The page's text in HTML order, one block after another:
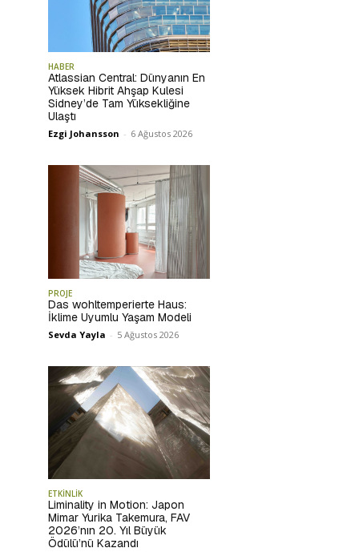
HABER
Atlassian Central: Dünyanın En
Yüksek Hibrit Ahşap Kulesi
Sidney’de Tam Yüksekliğine
Ulaştı
Ezgi Johansson - 6 Ağustos 2026
PROJE
Das wohltemperierte Haus:
İklime Uyumlu Yaşam Modeli
Sevda Yayla - 5 Ağustos 2026
ETKİNLİK
Liminality in Motion: Japon
Mimar Yurika Takemura, FAV
2026’nın 20. Yıl Büyük
Ödülü’nü Kazandı